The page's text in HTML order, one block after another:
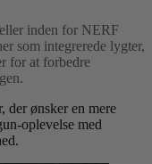
inden for NERF
som integrerede lygter,
for at forbedre
der ønsker en mere
oplevelse med